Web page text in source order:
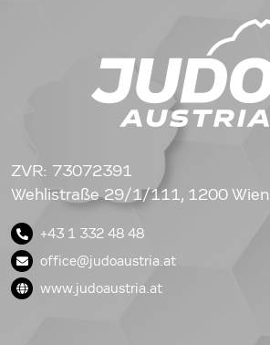
ZVR: 73072391
Wehlistraße 29/1/111, 1200 Wien
+43 1 332 48 48
office@judoaustria.at
www.judoaustria.at